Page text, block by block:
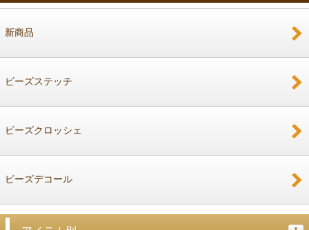
新商品
ビーズステッチ
ビーズクロッシェ
ビーズデコール